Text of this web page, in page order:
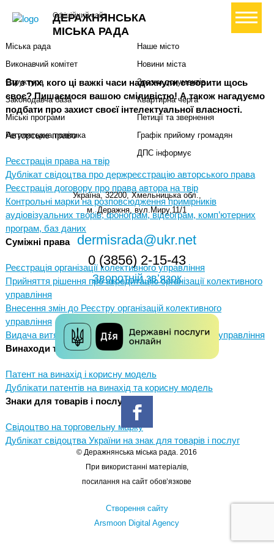
ДЕРАЖНЯНСЬКА
МІСЬКА РАДА
Офіційний сайт+ Створити петицію
Ви з тих, кого ці важкі часи надихнули створити щось
своє? Пишаємося вашою сміливістю! А також нагадуємо
подбати про захист своєї інтелектуальної власності.
Авторське право
Реєстрація права на твір
Дублікат свідоцтва про держреєстрацію авторського права
Реєстрація договору про права автора на твір
Контрольні марки на розповсюдження примірників
аудіовізуальних творів, фонограм, відеограм, комп’ютерних
програм, баз даних
Суміжні права
Реєстрація організації колективного управління
Прийняття рішення про акредитацію організації колективного
управління
Внесення змін до Реєстру організацій колективного
управління
Видача витягу з Реєстру організацій колективного управління
Винаходи та корисні моделі
Патент на винахід і корисну модель
Дублікати патентів на винахід та корисну модель
Знаки для товарів і послуг
Свідоцтво на торговельну марку
Дублікат свідоцтва України на знак для товарів і послуг
Міський голова
Міська рада
Виконавчий комітет
Структура
Законодавча база
Міські програми
Регуляторна політика
Наше місто
Новини міста
Зразки документів
Квартирна черга
Петиції та звернення
Графік прийому громадян
ДПС інформує
Україна, 32200, Хмельницька обл.,
м. Деражня, вул.Миру,11/1
dermisrada@ukr.net
0 (3856) 2-15-43
Зворотній зв’язок
© Деражнянська міська рада. 2016
При використанні матеріалів,
посилання на сайт обов’язкове
Створення сайту
Arsmoon Digital Agency